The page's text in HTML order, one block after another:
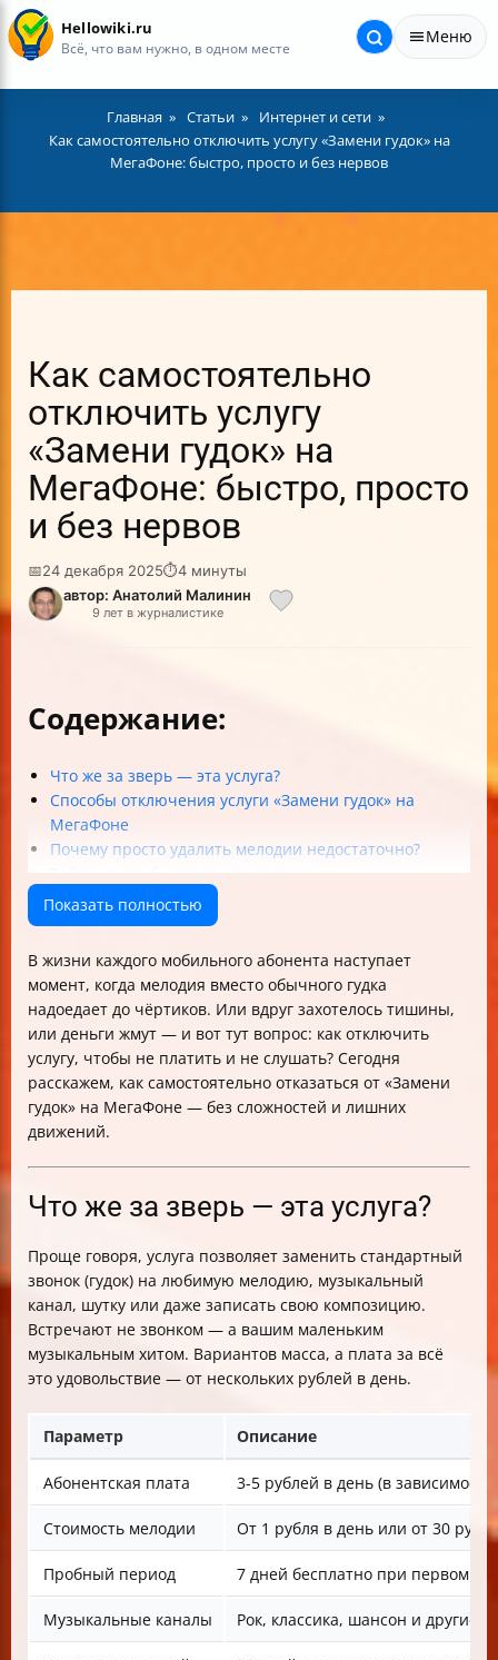
Hellowiki.ru
Всё, что вам нужно, в одном месте
Меню
Главная Статьи
Интернет и сети
Как самостоятельно отключить услугу «Замени гудок» на
МегаФоне: быстро, просто и без нервов
Как самостоятельно
отключить услугу
«Замени гудок» на
МегаФоне: быстро, просто
и без нервов
📅24 декабря 2025⏱4 минуты
автор: Анатолий Малинин
9 лет в журналистике
Содержание:
Что же за зверь — эта услуга?
Способы отключения услуги «Замени гудок» на
МегаФоне
Почему просто удалить мелодии недостаточно?
Ловите советы, чтобы избежать ошибок
FAQ: Ваши вопросы — наши ответы
Показать полностью
В жизни каждого мобильного абонента наступает
момент, когда мелодия вместо обычного гудка
надоедает до чёртиков. Или вдруг захотелось тишины,
или деньги жмут — и вот тут вопрос: как отключить
услугу, чтобы не платить и не слушать? Сегодня
расскажем, как самостоятельно отказаться от «Замени
гудок» на МегаФоне — без сложностей и лишних
движений.
Что же за зверь — эта услуга?
Проще говоря, услуга позволяет заменить стандартный
звонок (гудок) на любимую мелодию, музыкальный
канал, шутку или даже записать свою композицию.
Встречают не звонком — а вашим маленьким
музыкальным хитом. Вариантов масса, а плата за всё
это удовольствие — от нескольких рублей в день.
Параметр Описание
Абонентская плата 3-5 рублей в день (в
Стоимость мелодии От 1 рубля в день или от 30
Пробный период 7 дней бесплатно при первом
Музыкальные каналы Рок, классика, шансон и другие